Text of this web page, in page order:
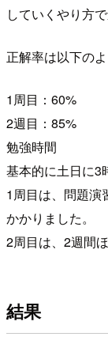
していくやり方で
正解率は以下の
1周目：60%
2週目：85%
勉強時間
基本的に土日に3
1周目は、問題演
かかりました。
2周目は、2週間
結果